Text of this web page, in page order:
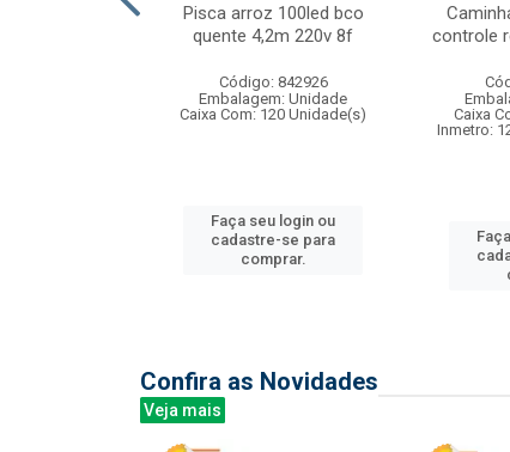
Pisca arroz 100led bco
quente 4,2m 220v 8f
Código: 842926
Embalagem: Unidade
Caixa Com: 120 Unidade(s)
Faça seu login ou
cadastre-se para
comprar.
controle
Caixa
Inmetro:
Confira as Novidades
Veja mais